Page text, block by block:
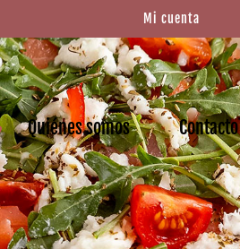
Mi cuenta
Quiénes somos Contacto